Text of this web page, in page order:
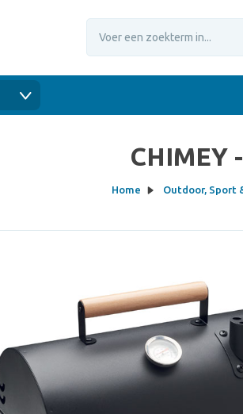
CHIMEY
Home Outdoor, Sport